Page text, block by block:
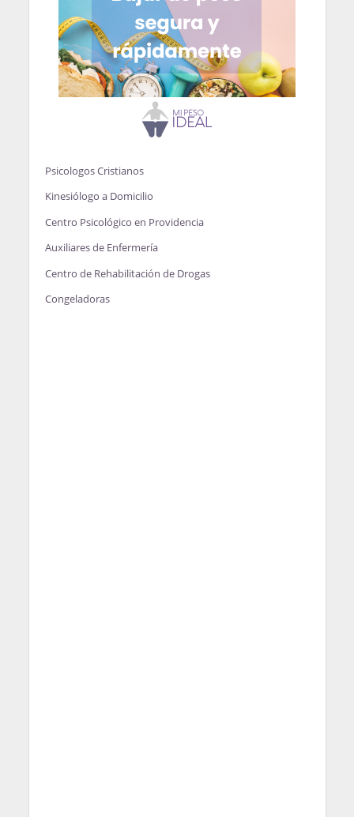
Psicologos Cristianos
Kinesiólogo a Domicilio
Centro Psicológico en Providencia
Auxiliares de Enfermería
Centro de Rehabilitación de Drogas
Congeladoras